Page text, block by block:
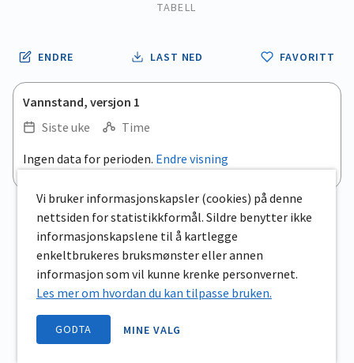
TABELL
ENDRE LAST NED FAVORITT
Vannstand, versjon 1
Siste uke
Time
Ingen data for perioden. Endre visning
Vi bruker informasjonskapsler (cookies) på denne
nettsiden for statistikkformål. Sildre benytter ikke
informasjonskapslene til å kartlegge
enkeltbrukeres bruksmønster eller annen
informasjon som vil kunne krenke personvernet.
Les mer om hvordan du kan tilpasse bruken.
GODTA MINE VALG